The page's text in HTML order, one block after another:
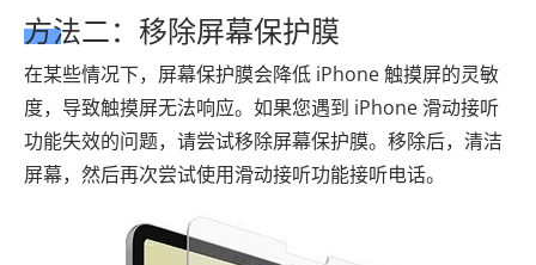
方法二：移除屏幕保护膜
在某些情况下，屏幕保护膜会降低 iPhone 触摸屏的灵敏
度，导致触摸屏无法响应。如果您遇到 iPhone 滑动接听
功能失效的问题，请尝试移除屏幕保护膜。移除后，清洁
屏幕，然后再次尝试使用滑动接听功能接听电话。